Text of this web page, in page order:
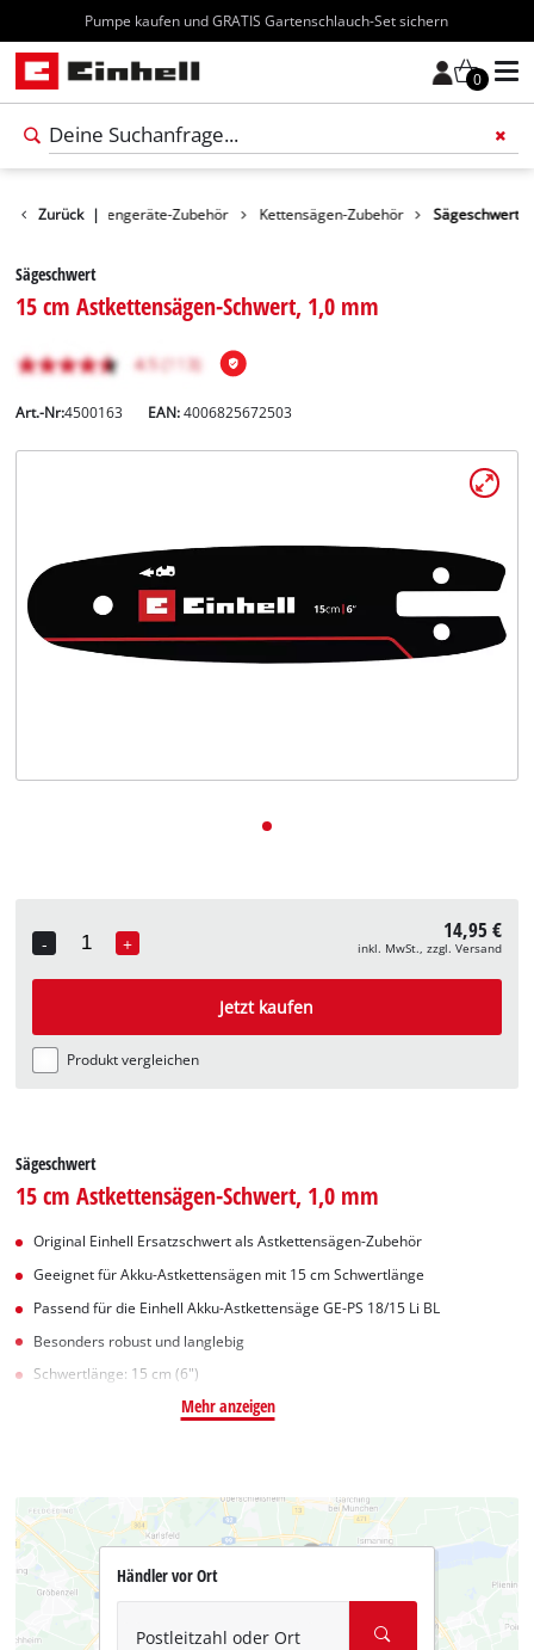
Kostenloser Versand ab 70€
0
Deutsch
Deutsch
English
Zurück |
Gartengeräte-Zubehör Kettensägen-Zubehör Sägeschwert
Sägeschwert
15 cm Astkettensägen-Schwert, 1,0 mm
Art.-Nr:4500163 EAN:4006825672503
-
Quantity
+ 14,95 €
inkl. MwSt., zzgl. Versand
Jetzt kaufen
Produkt vergleichen
Sägeschwert
15 cm Astkettensägen-Schwert, 1,0 mm
Original Einhell Ersatzschwert als Astkettensägen-Zubehör
Geeignet für Akku-Astkettensägen mit 15 cm Schwertlänge
Passend für die Einhell Akku-Astkettensäge GE-PS 18/15 Li BL
Besonders robust und langlebig
Schwertlänge: 15 cm (6")
Mehr anzeigen
Händler vor Ort
Postleitzahl oder Ort